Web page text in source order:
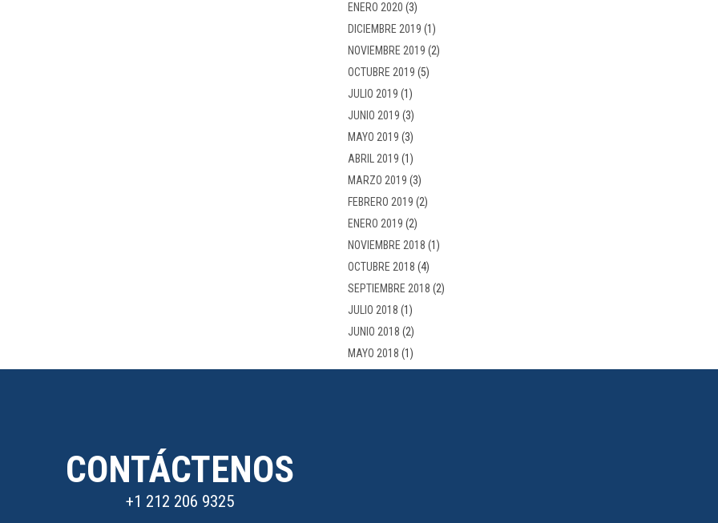
ENERO 2020 (3)
DICIEMBRE 2019 (1)
NOVIEMBRE 2019 (2)
OCTUBRE 2019 (5)
JULIO 2019 (1)
JUNIO 2019 (3)
MAYO 2019 (3)
ABRIL 2019 (1)
MARZO 2019 (3)
FEBRERO 2019 (2)
ENERO 2019 (2)
NOVIEMBRE 2018 (1)
OCTUBRE 2018 (4)
SEPTIEMBRE 2018 (2)
JULIO 2018 (1)
JUNIO 2018 (2)
MAYO 2018 (1)
CONTÁCTENOS
+1 212 206 9325